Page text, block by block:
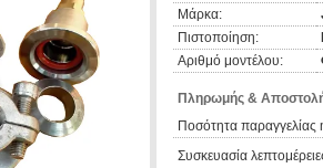
Μάρκα:
Πιστοποίηση:
Αριθμό μοντέλου:
Πληρωμής &
Ποσότητα παραγγελίας
Συσκευασία